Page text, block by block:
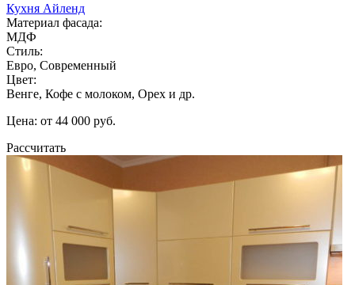
Кухня Айленд
Материал фасада:
МДФ
Стиль:
Евро, Современный
Цвет:
Венге, Кофе с молоком, Орех и др.
Цена: от 44 000 руб.
Рассчитать